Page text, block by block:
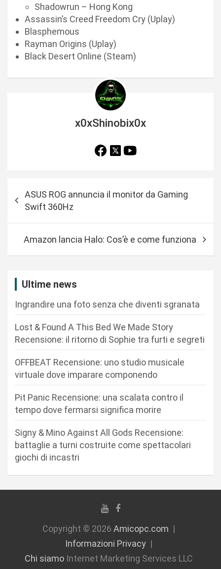
Shadowrun – Hong Kong
Assassin’s Creed Freedom Cry (Uplay)
Blasphemous
Rayman Origins (Uplay)
Black Desert Online (Steam)
x0xShinobix0x
i
ASUS ROG annuncia il monitor da Gaming
Swift 360Hz
Amazon lancia Halo: Cos’è e come funziona
Ultime news
Ingrandire una foto senza che diventi sgranata
Lost & Found A This Bed We Made Story
Recensione: il ritorno di Sophie tra furti e segreti
OFFBEAT Recensione: uno studio musicale
virtuale dove imparare componendo
Pit Panic Recensione: una scalata contro il
tempo dove fermarsi significa morire
Signy & Mino Against All Gods Recensione:
battaglie a turni costruite come spettacolari
giochi di incastri
Copyright © 2026 Amicopc.com
Informazioni Privacy
Chi siamoInternet Marketing Services LLC